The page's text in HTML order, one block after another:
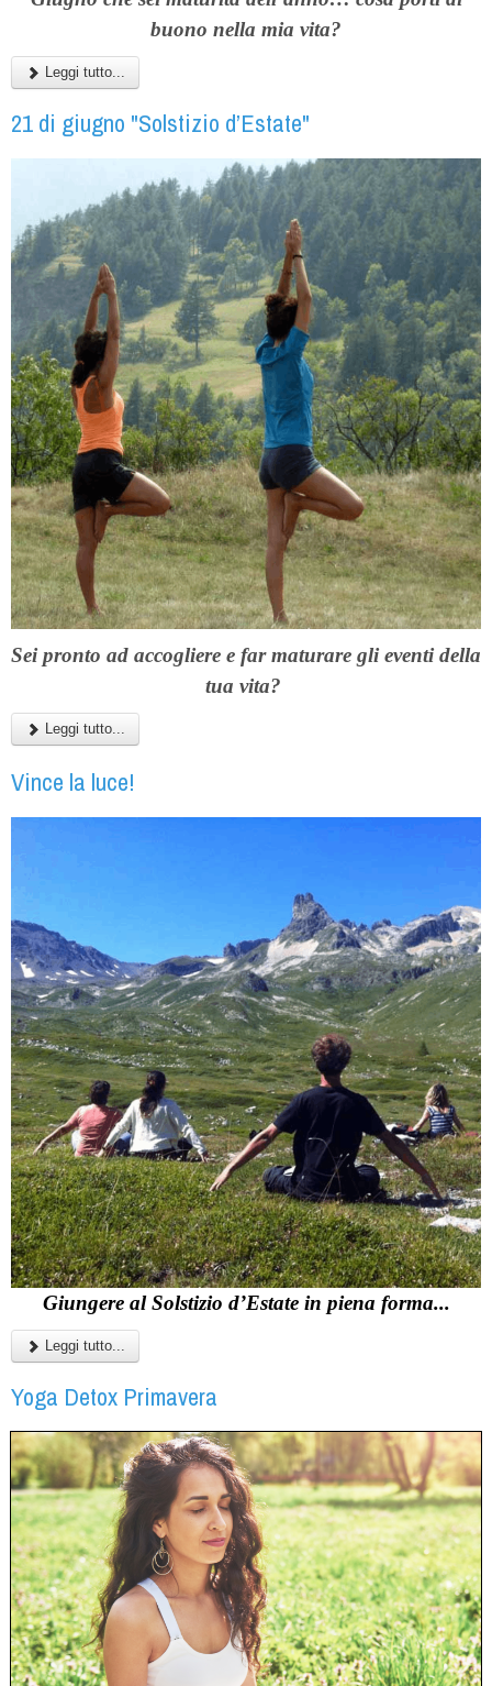
buono nella mia vita?
Leggi tutto...
21 di giugno "Solstizio d’Estate"
Sei pronto ad accogliere e far maturare gli eventi della
tua vita?
Leggi tutto...
Vince la luce!
Giungere al Solstizio d’Estate in piena forma...
Leggi tutto...
Yoga Detox Primavera